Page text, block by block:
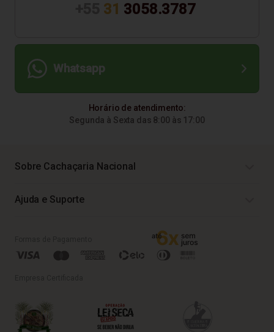
31 3058.3787
Whatsapp
Horário de atendimento:
Segunda à Sexta das 8:00 às 17:00
Sobre Cachaçaria Nacional
Ajuda e Suporte